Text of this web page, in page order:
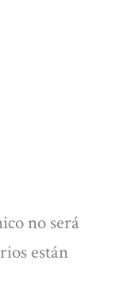
no será
están